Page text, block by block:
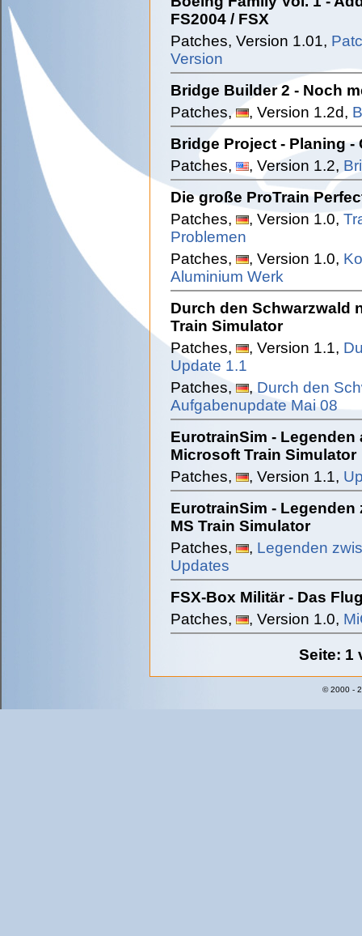
FS2004 / FSX
Patches, Version 1.01,
Version
Bridge Builder 2 - Noch
Patches,
, Version 1.2d,
Bridge Project - Planing
Patches,
, Version 1.2,
Die große ProTrain
Patches,
, Version 1.0,
Problemen
Patches,
, Version 1.0,
Aluminium Werk
Durch den Schwarzwald
Train Simulator
Patches,
, Version 1.1,
Update 1.1
Patches,
, Durch den
Aufgabenupdate Mai 08
EurotrainSim - Legenden
Microsoft Train Simulator
Patches,
, Version 1.1,
EurotrainSim -
MS Train Simulator
Patches,
, Legenden
Updates
FSX-Box Militär - Das
Patches,
, Version 1.0,
Seite: 1
© 2000 -